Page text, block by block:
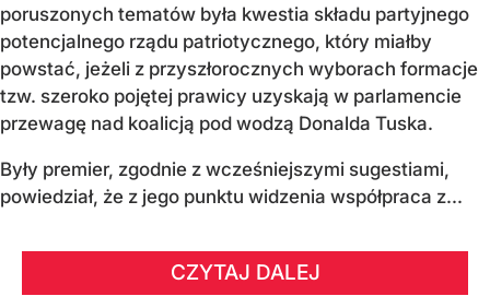
poruszonych tematów była kwestia składu partyjnego
potencjalnego rządu patriotycznego, który miałby
powstać, jeżeli z przyszłorocznych wyborach formacje
tzw. szeroko pojętej prawicy uzyskają w parlamencie
przewagę nad koalicją pod wodzą Donalda Tuska.
Były premier, zgodnie z wcześniejszymi sugestiami,
powiedział, że z jego punktu widzenia współpraca z...
CZYTAJ DALEJ